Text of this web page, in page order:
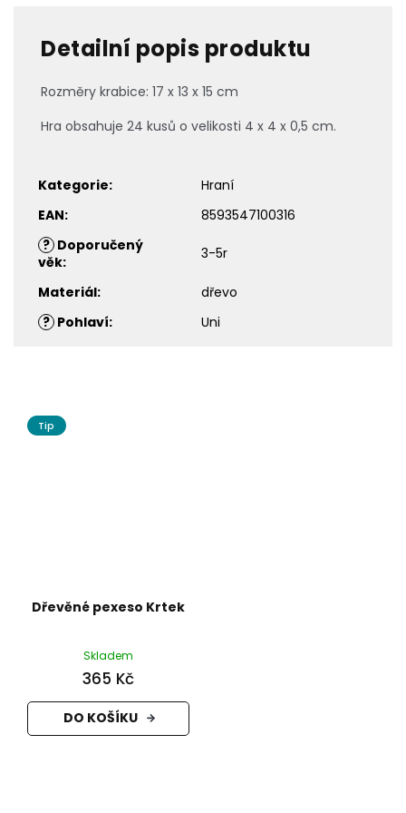
Detailní popis produktu
Rozměry krabice: 17 x 13 x 15 cm
Hra obsahuje 24 kusů o velikosti 4 x 4 x 0,5 cm.
Kategorie:
Hraní
EAN:
8593547100316
? Doporučený
věk: 3-5r
Materiál:
dřevo
? Pohlaví: Uni
Tip
Dřevěné pexeso Krtek
Skladem
365 Kč
DO KOŠÍKU